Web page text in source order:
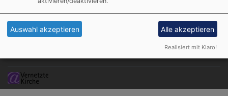
Für Sie da
Spenden
Auswahl akzeptieren Alle akzeptieren
Realisiert mit Klaro!